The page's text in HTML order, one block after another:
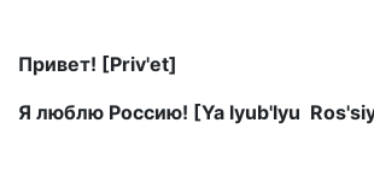
Привет! [Priv'et]
Я люблю Россию! [Ya lyub'lyu